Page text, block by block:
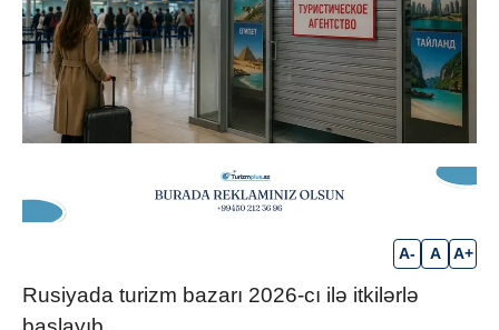
A- A A+
Rusiyada turizm bazarı 2026-cı ilə itkilərlə